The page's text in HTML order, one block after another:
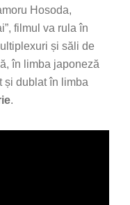
Hosoda,
filmul va rula în
și săli de
în limba japoneză
și dublat în limba
.